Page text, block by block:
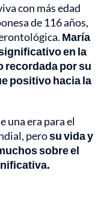
con más edad
de 116 años,
María
en la
recordada por su
positivo hacia la
una era para el
perosu vida y
sobre el